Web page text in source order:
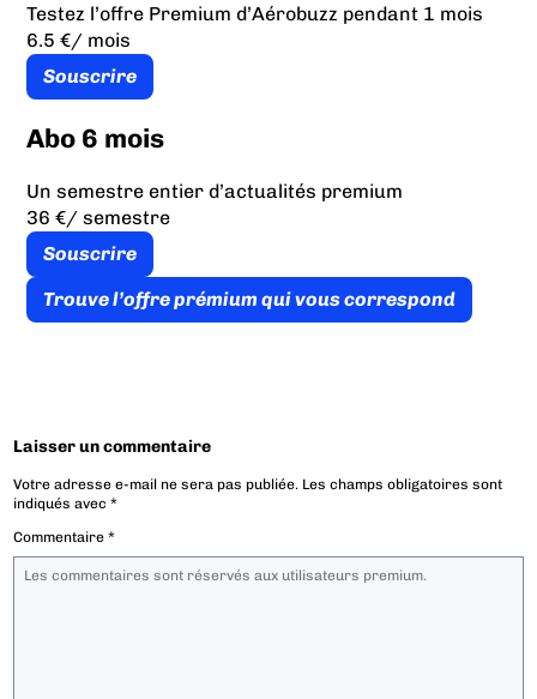
Testez l’offre Premium d’Aérobuzz pendant 1 mois
6.5 €/ mois
Souscrire
Abo 6 mois
Un semestre entier d’actualités premium
36 €/ semestre
Souscrire
Trouve l’offre prémium qui vous correspond
Laisser un commentaire
Votre adresse e-mail ne sera pas publiée. Les champs obligatoires sont
indiqués avec*
Commentaire*